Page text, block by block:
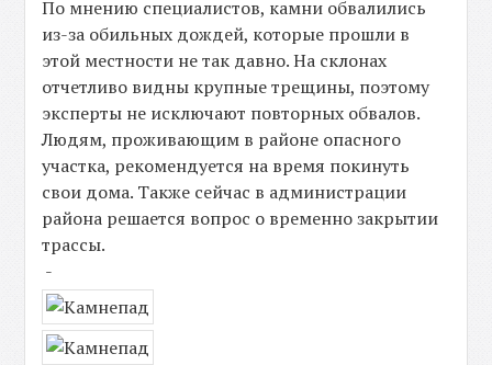
По мнению специалистов, камни обвалились
из-за обильных дождей, которые прошли в
этой местности не так давно. На склонах
отчетливо видны крупные трещины, поэтому
эксперты не исключают повторных обвалов.
Людям, проживающим в районе опасного
участка, рекомендуется на время покинуть
свои дома. Также сейчас в администрации
района решается вопрос о временно закрытии
трассы.
-